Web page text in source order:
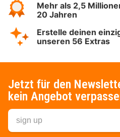
Mehr als 2,5
20 Jahren
Erstelle deinen
unseren 56 Extras
Jetzt für den
kein Angebot